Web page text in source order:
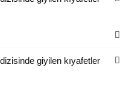
giyilen kıyafetler